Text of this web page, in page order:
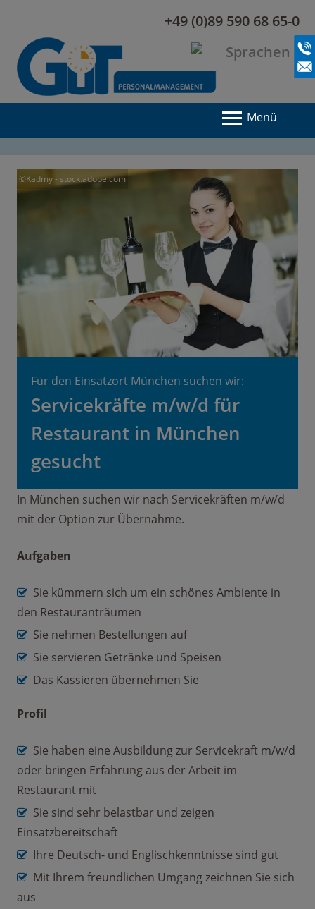
+49 (0)89 590 68 65-0
Menü
©Kadmy - stock.adobe.com
Für den Einsatzort München suchen wir:
Servicekräfte m/w/d für
Restaurant in München
gesucht
In München suchen wir nach Servicekräften m/w/d
mit der Option zur Übernahme.
Aufgaben
Sie kümmern sich um ein schönes Ambiente in
den Restauranträumen
Sie nehmen Bestellungen auf
Sie servieren Getränke und Speisen
Das Kassieren übernehmen Sie
Profil
Sie haben eine Ausbildung zur Servicekraft m/w/d
oder bringen Erfahrung aus der Arbeit im
Restaurant mit
Sie sind sehr belastbar und zeigen
Einsatzbereitschaft
Ihre Deutsch- und Englischkenntnisse sind gut
Mit Ihrem freundlichen Umgang zeichnen Sie sich
aus